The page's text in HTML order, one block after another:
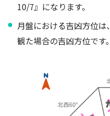
10/7』になります。
月盤における吉凶方位
観た場合の吉凶方位です。